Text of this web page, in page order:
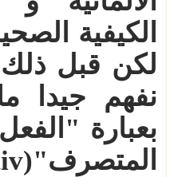
الكيفية
لكن قبل
نفهم جيدا
بعبارة
المتصرف"